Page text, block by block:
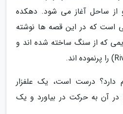
از ساحل آغاز می شود. دهکده
است که در این قصه ها نوشته
که از سنگ ساخته شده اند و
دارد؟ درست است، یک علفزار
در آن به حرکت در بیاورد و یک